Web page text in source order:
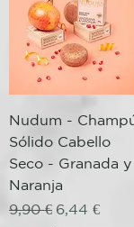
Nudum -
Sólido Cabello
Seco - Granada y
Naranja
Prix original
9,90 € Prix
6,44 €